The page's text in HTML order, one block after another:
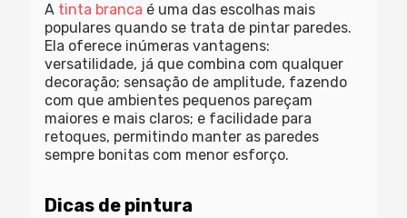
A tinta branca é uma das escolhas mais
populares quando se trata de pintar paredes.
Ela oferece inúmeras vantagens:
versatilidade, já que combina com qualquer
decoração; sensação de amplitude, fazendo
com que ambientes pequenos pareçam
maiores e mais claros; e facilidade para
retoques, permitindo manter as paredes
sempre bonitas com menor esforço.
Dicas de pintura